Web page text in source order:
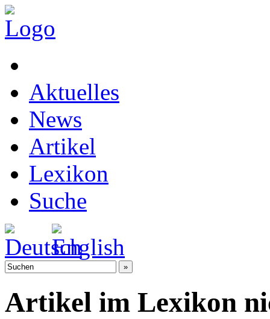
Aktuelles
News
Artikel
Lexikon
Suche
Artikel im Lexikon